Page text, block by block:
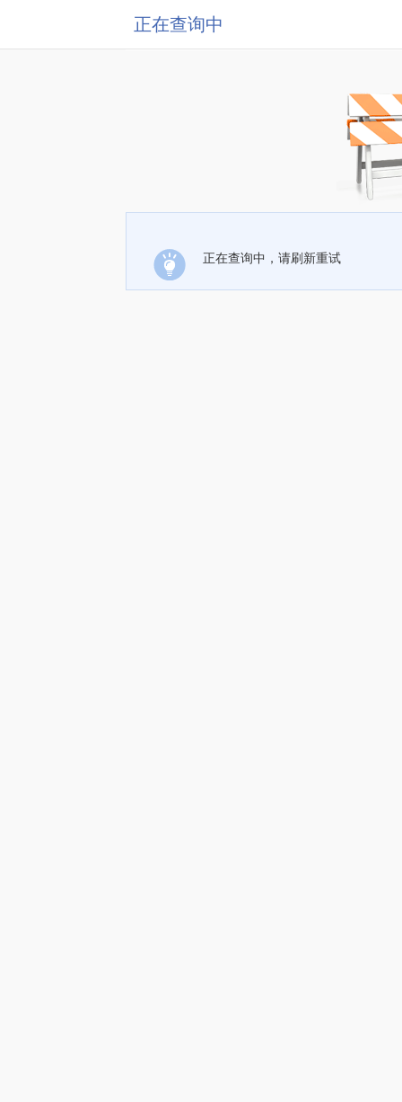
正在查询中
正在查询中，请刷新重试